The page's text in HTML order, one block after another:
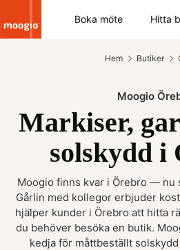
Boka möte Hitta
Moogio
Markiser,
solskydd i
Moogio finns kvar i Örebro — nu
Gårlin med kollegor erbjuder
hjälper kunder i Örebro att hitta
du behöver besöka en butik.
kedja för måttbeställt
Hem Butiker